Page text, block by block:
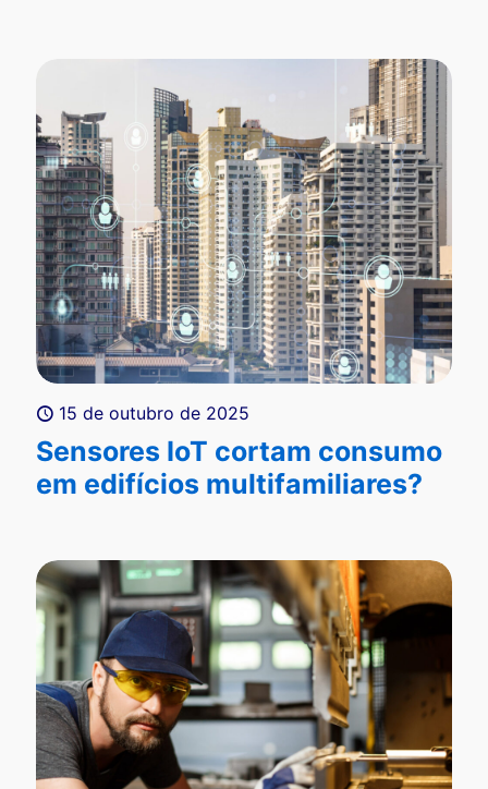
15 de outubro de 2025
Sensores IoT cortam consumo
em edifícios multifamiliares?